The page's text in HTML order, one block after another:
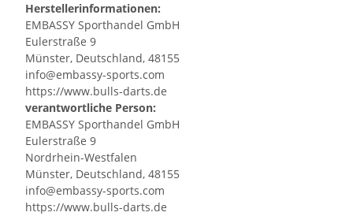
Herstellerinformationen:
EMBASSY Sporthandel GmbH
Eulerstraße 9
Münster, Deutschland, 48155
info@embassy-sports.com
https://www.bulls-darts.de
verantwortliche Person:
EMBASSY Sporthandel GmbH
Eulerstraße 9
Nordrhein-Westfalen
Münster, Deutschland, 48155
info@embassy-sports.com
https://www.bulls-darts.de